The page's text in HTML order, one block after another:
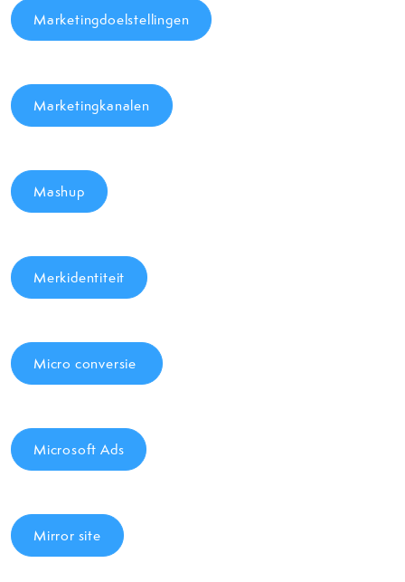
Marketingdoelstellingen
Marketingkanalen
Mashup
Merkidentiteit
Micro conversie
Microsoft Ads
Mirror site